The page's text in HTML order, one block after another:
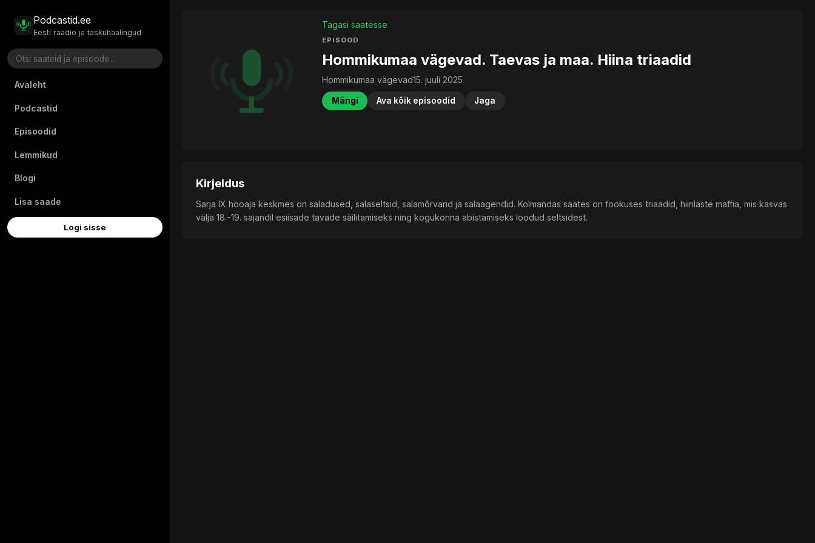
Podcastid.ee
Eesti raadio ja taskuhaalingud
Avaleht
Podcastid
Episoodid
Lemmikud
Blogi
Lisa saade
Logi sisse
Tagasi saatesse
EPISOOD
Hommikumaa vägevad. Taevas ja maa. Hiina triaadid
Hommikumaa vägevad15. juuli 2025
Mängi Ava kõik episoodid Jaga
Kirjeldus
Sarja IX hooaja keskmes on saladused, salaseltsid, salamõrvarid ja salaagendid. Kolmandas saates on fookuses triaadid, hiinlaste maffia, mis kasvas
välja 18.-19. sajandil esiisade tavade säilitamiseks ning kogukonna abistamiseks loodud seltsidest.